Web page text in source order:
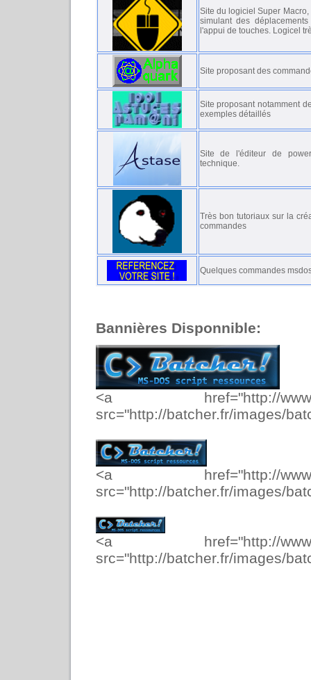
Site du logiciel Super
simulant des
l'appui de touches. Logicel
Site proposant des
Site proposant notamment
exemples détaillés
Site de l'éditeur de
technique.
Très bon tutoriaux sur la
commandes
Quelques commandes
Bannières Disponnible:
<a href="http://
src="http://batcher.fr/images/
<a href="http://
src="http://batcher.fr/images/
<a href="http://
src="http://batcher.fr/images/